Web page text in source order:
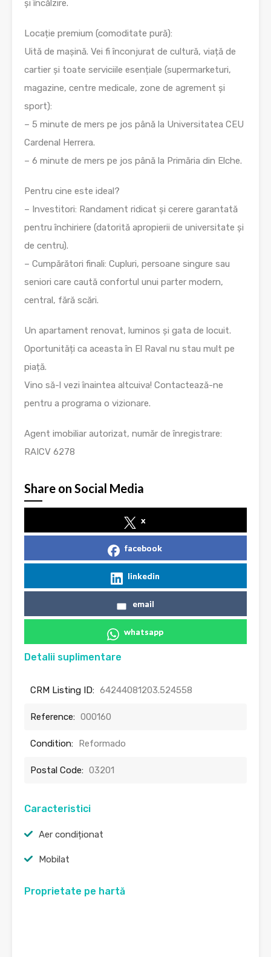
și încălzire.
Locație premium (comoditate pură):
Uită de mașină. Vei fi înconjurat de cultură, viață de
cartier și toate serviciile esențiale (supermarketuri,
magazine, centre medicale, zone de agrement și
sport):
– 5 minute de mers pe jos până la Universitatea CEU
Cardenal Herrera.
– 6 minute de mers pe jos până la Primăria din Elche.
Pentru cine este ideal?
– Investitori: Randament ridicat și cerere garantată
pentru închiriere (datorită apropierii de universitate și
de centru).
– Cumpărători finali: Cupluri, persoane singure sau
seniori care caută confortul unui parter modern,
central, fără scări.
Un apartament renovat, luminos și gata de locuit.
Oportunități ca aceasta în El Raval nu stau mult pe
piață.
Vino să-l vezi înaintea altcuiva! Contactează-ne
pentru a programa o vizionare.
Agent imobiliar autorizat, număr de înregistrare:
RAICV 6278
Share on Social Media
x
facebook
linkedin
email
whatsapp
Detalii suplimentare
CRM Listing ID: 64244081203.524558
Reference: 000160
Condition: Reformado
Postal Code: 03201
Caracteristici
Aer condiționat
Mobilat
Proprietate pe hartă